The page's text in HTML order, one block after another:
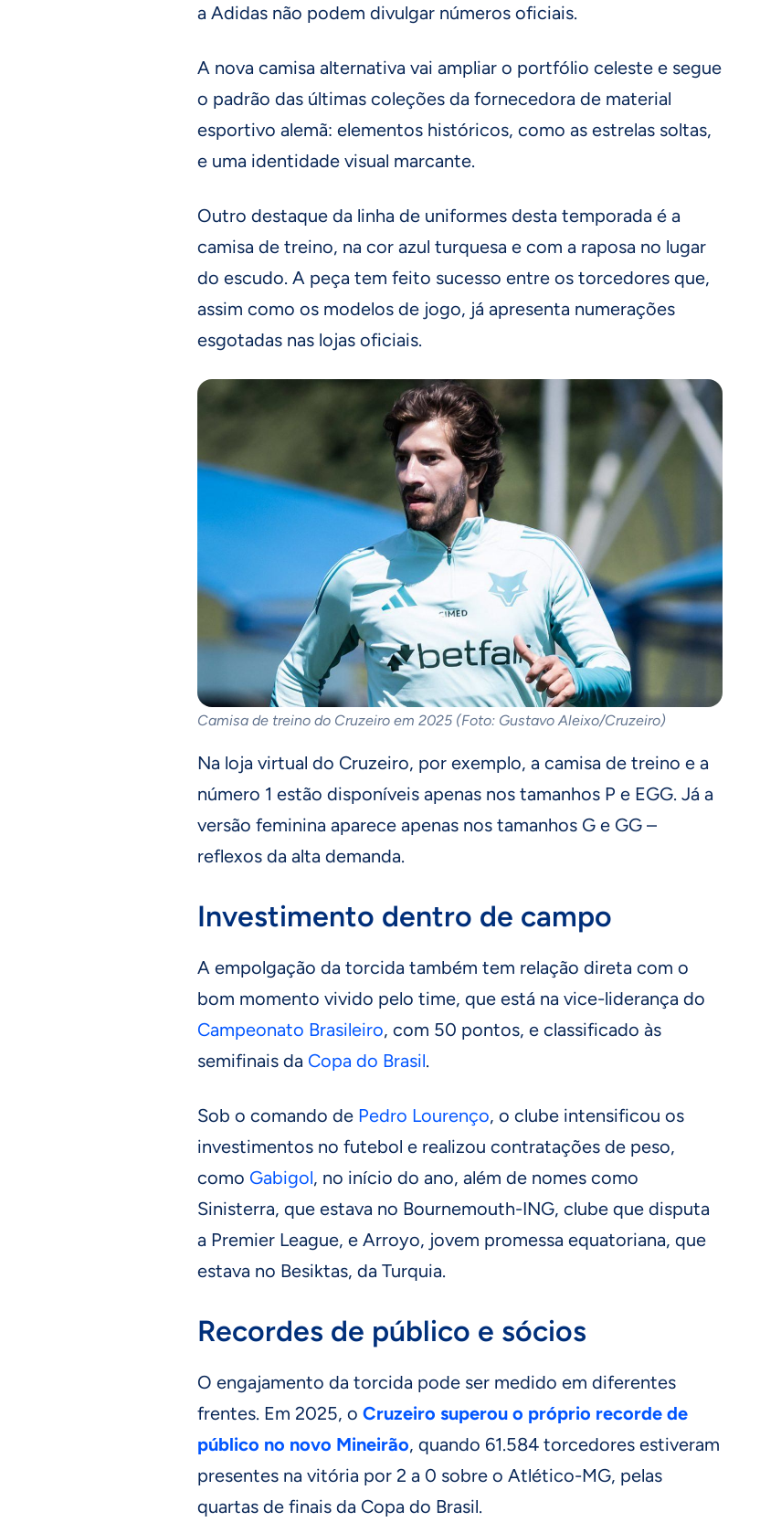
a Adidas não podem divulgar números oficiais.
A nova camisa alternativa vai ampliar o portfólio celeste e segue
o padrão das últimas coleções da fornecedora de material
esportivo alemã: elementos históricos, como as estrelas soltas,
e uma identidade visual marcante.
Outro destaque da linha de uniformes desta temporada é a
camisa de treino, na cor azul turquesa e com a raposa no lugar
do escudo. A peça tem feito sucesso entre os torcedores que,
assim como os modelos de jogo, já apresenta numerações
esgotadas nas lojas oficiais.
Camisa de treino do Cruzeiro em 2025 (Foto: Gustavo Aleixo/Cruzeiro)
Na loja virtual do Cruzeiro, por exemplo, a camisa de treino e a
número 1 estão disponíveis apenas nos tamanhos P e EGG. Já a
versão feminina aparece apenas nos tamanhos G e GG –
reflexos da alta demanda.
Investimento dentro de campo
A empolgação da torcida também tem relação direta com o
bom momento vivido pelo time, que está na vice-liderança do
Campeonato Brasileiro, com 50 pontos, e classificado às
semifinais da Copa do Brasil.
Sob o comando de Pedro Lourenço, o clube intensificou os
investimentos no futebol e realizou contratações de peso,
como Gabigol, no início do ano, além de nomes como
Sinisterra, que estava no Bournemouth-ING, clube que disputa
a Premier League, e Arroyo, jovem promessa equatoriana, que
estava no Besiktas, da Turquia.
Recordes de público e sócios
O engajamento da torcida pode ser medido em diferentes
frentes. Em 2025, o Cruzeiro superou o próprio recorde de
público no novo Mineirão, quando 61.584 torcedores estiveram
presentes na vitória por 2 a 0 sobre o Atlético-MG, pelas
quartas de finais da Copa do Brasil.